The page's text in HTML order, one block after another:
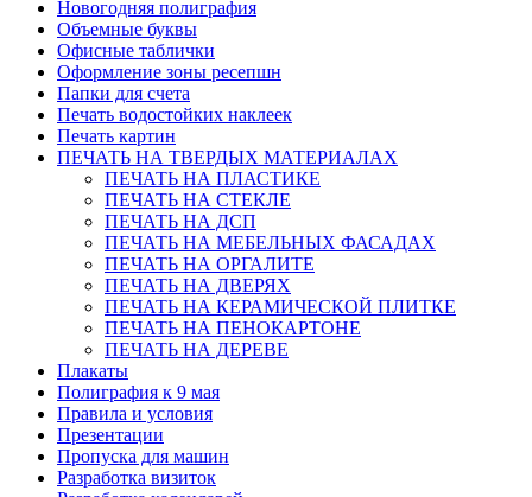
Новогодняя полиграфия
Объемные буквы
Офисные таблички
Оформление зоны ресепшн
Папки для счета
Печать водостойких наклеек
Печать картин
ПЕЧАТЬ НА ТВЕРДЫХ МАТЕРИАЛАХ
ПЕЧАТЬ НА ПЛАСТИКЕ
ПЕЧАТЬ НА СТЕКЛЕ
ПЕЧАТЬ НА ДСП
ПЕЧАТЬ НА МЕБЕЛЬНЫХ ФАСАДАХ
ПЕЧАТЬ НА ОРГАЛИТЕ
ПЕЧАТЬ НА ДВЕРЯХ
ПЕЧАТЬ НА КЕРАМИЧЕСКОЙ ПЛИТКЕ
ПЕЧАТЬ НА ПЕНОКАРТОНЕ
ПЕЧАТЬ НА ДЕРЕВЕ
Плакаты
Полиграфия к 9 мая
Правила и условия
Презентации
Пропуска для машин
Разработка визиток